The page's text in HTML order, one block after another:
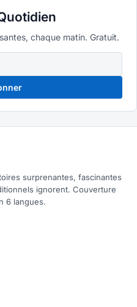
chaque matin. Gratuit.
surprenantes, fascinantes
ignorent. Couverture
6 langues.